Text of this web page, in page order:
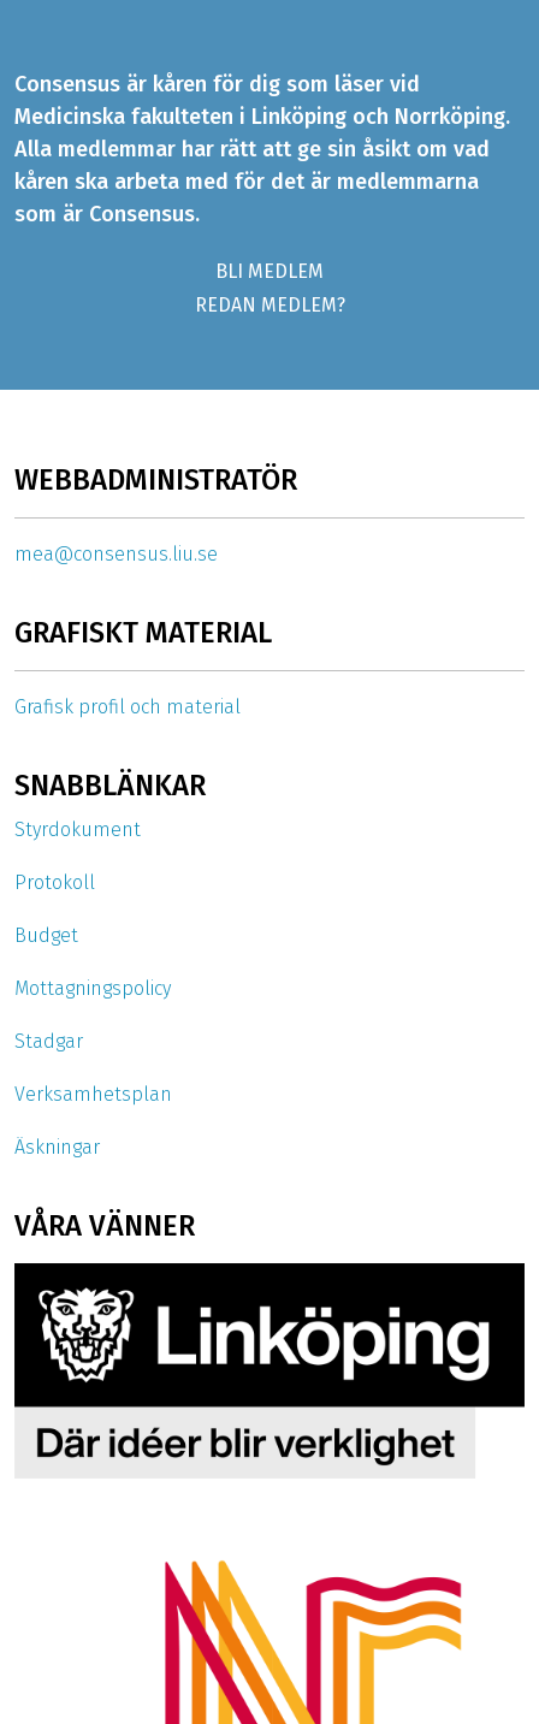
Consensus är kåren för dig som läser vid
Medicinska fakulteten i Linköping och Norrköping.
Alla medlemmar har rätt att ge sin åsikt om vad
kåren ska arbeta med för det är medlemmarna
som är Consensus.
BLI MEDLEM
REDAN MEDLEM?
WEBBADMINISTRATÖR
mea@consensus.liu.se
GRAFISKT MATERIAL
Grafisk profil och material
SNABBLÄNKAR
Styrdokument
Protokoll
Budget
Mottagningspolicy
Stadgar
Verksamhetsplan
Äskningar
VÅRA VÄNNER